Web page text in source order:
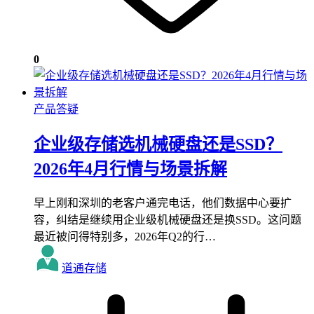
0
产品答疑
企业级存储选机械硬盘还是SSD？
2026年4月行情与场景拆解
早上刚和深圳的老客户通完电话，他们数据中心要扩
容，纠结是继续用企业级机械硬盘还是换SSD。这问题
最近被问得特别多，2026年Q2的行…
道通存储